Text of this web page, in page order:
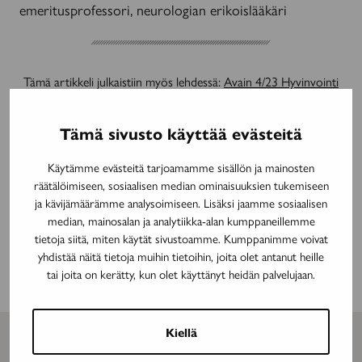
Tämä sivusto käyttää evästeitä
Käytämme evästeitä tarjoamamme sisällön ja mainosten
räätälöimiseen, sosiaalisen median ominaisuuksien tukemiseen
ja kävijämäärämme analysoimiseen. Lisäksi jaamme sosiaalisen
median, mainosalan ja analytiikka-alan kumppaneillemme
tietoja siitä, miten käytät sivustoamme. Kumppanimme voivat
yhdistää näitä tietoja muihin tietoihin, joita olet antanut heille
tai joita on kerätty, kun olet käyttänyt heidän palvelujaan.
Kiellä
emeritusprofessori, neurologian erikoislääkäri
Tämä artikkeli julkaistiin myös lehdessä:Avain 4/23 Hyvinvointi
Avainsanat: hyvinvointi hyvä elämä tekoäly
Jaa artikkeli
Jaa
sivu
palvelussa
Facebook
Jaa
sivu
palvelussa
Twitter
Jaa
WhatsApp
Lue myös nämä